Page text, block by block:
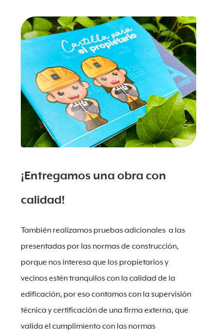
¡Entregamos una obra con
calidad!
También realizamos pruebas adicionales a las
presentadas por las normas de construcción,
porque nos interesa que los propietarios y
vecinos estén tranquilos con la calidad de la
edificación, por eso contamos con la supervisión
técnica y certificación de una firma externa, que
valida el cumplimiento con las normas